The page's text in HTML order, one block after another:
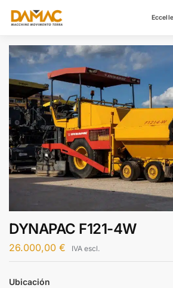
DYNAPAC F121-4W
26.000,00 € IVA escl.
Ubicación